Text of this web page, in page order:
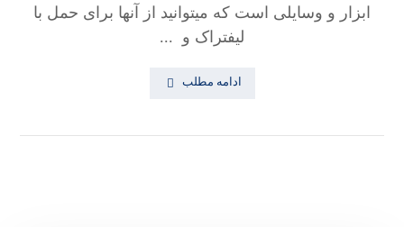
ابزار و وسایلی است که میتوانید از آنها برای حمل با
لیفتراک و ...
ادامه مطلب